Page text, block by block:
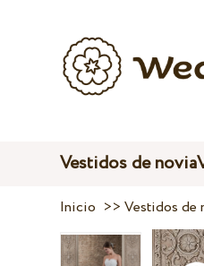
Vestidos de novia
Inicio >>Vestidos de